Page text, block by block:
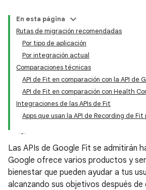
En esta página
Rutas de migración recomendadas
Por tipo de aplicación
Por integración actual
Comparaciones técnicas
API de Fit en comparación con la API de
API de Fit en comparación con Health
Integraciones de las APIs de Fit
Apps que usan la API de Recording de
Las APIs de Google Fit se admitirán
Google ofrece varios productos y
bienestar que pueden ayudar a tus
alcanzando sus objetivos después de